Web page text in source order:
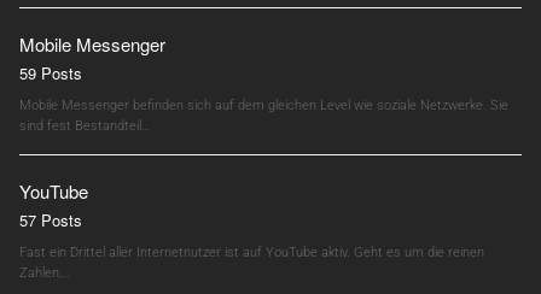
Mobile Messenger
59 Posts
Mobile Messenger befinden sich auf dem gleichen Level wie soziale Netzwerke. Sie
sind fest Bestandteil…
YouTube
57 Posts
Fast ein Drittel aller Internetnutzer ist auf YouTube aktiv. Geht es um die reinen
Zahlen,…